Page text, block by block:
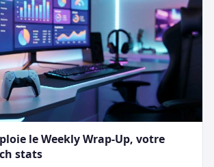
le Weekly Wrap-Up, votre
stats